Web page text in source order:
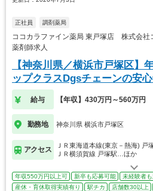
正社員 調剤薬局
ココカラファイン薬局 東戸塚店 株式会社
薬剤師求人
【神奈川県／横浜市戸塚区】
ップクラスDgsチェーンの安
給与 【年収】430万円～560万円
勤務地 神奈川県 横浜市戸塚区
アクセス
ＪＲ東海道本線(東京－熱海) 戸
ＪＲ横須賀線 戸塚駅…ほか
年収550万円以上可 新卒も応募可能 未経験者
産休・育休取得実績有り
駅チカ 店舗数30以上